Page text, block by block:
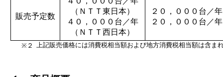
販売予定数
（ＮＴＴ東日本）
４０，０００台／年
（ＮＴＴ西日本）
２０，０００台／
２０，０００台／
※２ 上記販売価格には消費税相当額および地方消費税相当額は含ま